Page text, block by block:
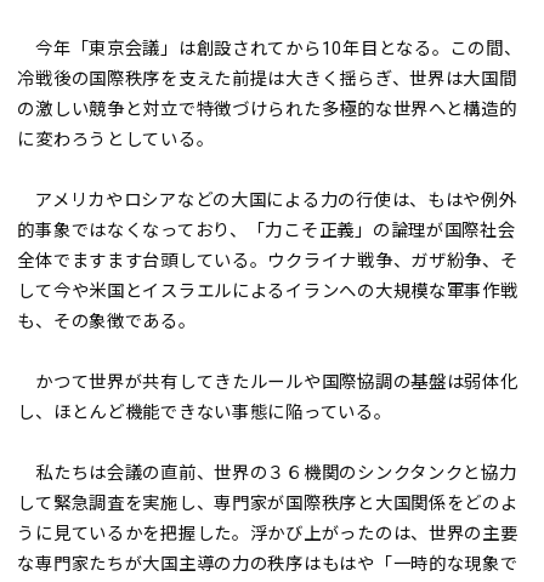
今年「東京会議」は創設されてから10年目となる。この間、
冷戦後の国際秩序を支えた前提は大きく揺らぎ、世界は大国間
の激しい競争と対立で特徴づけられた多極的な世界へと構造的
に変わろうとしている。
アメリカやロシアなどの大国による力の行使は、もはや例外
的事象ではなくなっており、「力こそ正義」の論理が国際社会
全体でますます台頭している。ウクライナ戦争、ガザ紛争、そ
して今や米国とイスラエルによるイランへの大規模な軍事作戦
も、その象徴である。
かつて世界が共有してきたルールや国際協調の基盤は弱体化
し、ほとんど機能できない事態に陥っている。
私たちは会議の直前、世界の３６機関のシンクタンクと協力
して緊急調査を実施し、専門家が国際秩序と大国関係をどのよ
うに見ているかを把握した。浮かび上がったのは、世界の主要
な専門家たちが大国主導の力の秩序はもはや「一時的な現象で